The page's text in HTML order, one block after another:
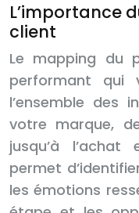
L’importance
client
Le mapping du
performant qui
l’ensemble des
votre marque,
jusqu’à
permet
les émotions